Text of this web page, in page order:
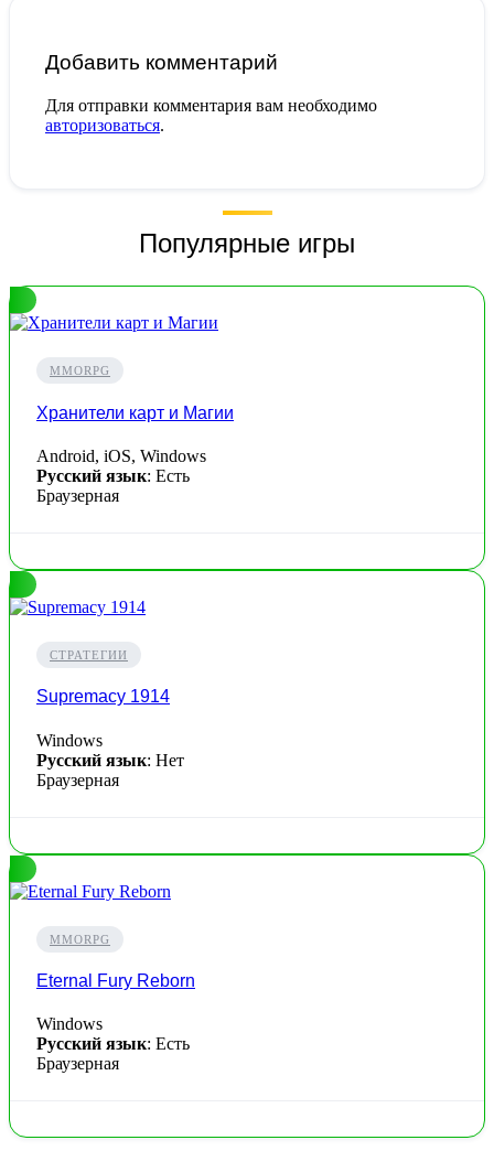
Добавить комментарий
Для отправки комментария вам необходимо
авторизоваться.
Популярные игры
MMORPG
Хранители карт и Магии
Android, iOS, Windows
Русский язык: Есть
Браузерная
СТРАТЕГИИ
Supremacy 1914
Windows
Русский язык: Нет
Браузерная
MMORPG
Eternal Fury Reborn
Windows
Русский язык: Есть
Браузерная